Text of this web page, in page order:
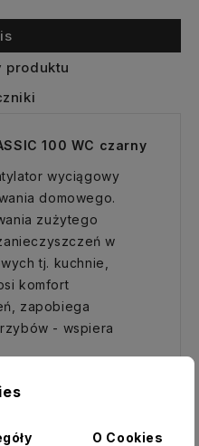
produktu
100 WC czarny
wyciągowy
domowego.
zużytego
w
tj. kuchnie,
komfort
zapobiega
- wspiera
jakości
montaż ścienny
O Cookies